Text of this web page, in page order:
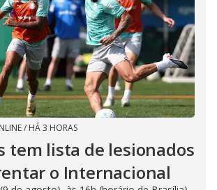
/ HÁ 3 HORAS
tem lista de lesionados
o Internacional